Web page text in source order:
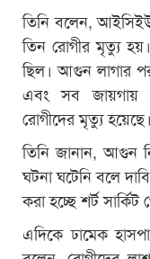
তিনি বলেন,
তিন রোগীর মৃত্যু হয়।
ছিল। আগুন লাগার পর
এবং সব জায়গায়
রোগীদের মৃত্যু হয়েছে।
তিনি জানান, আগুন
ঘটনা ঘটেনি বলে
করা হচ্ছে শর্ট
এদিকে ঢামেক